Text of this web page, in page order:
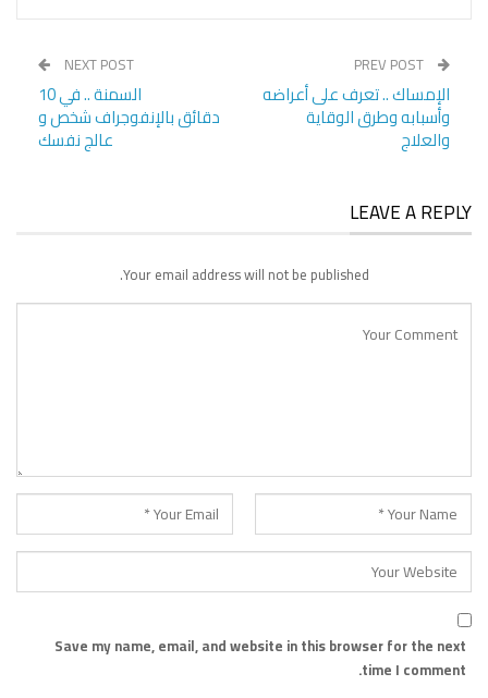
الإمساك .. تعرف على أعراضه
وأسبابه وطرق الوقاية
والعلاج
NEXT POST
السمنة .. في 10
دقائق بالإنفوجراف شخص و
عالج نفسك
LEAVE A REPLY
Your email address will not be published.
Save my name, email, and website in this browser for the next
time I comment.